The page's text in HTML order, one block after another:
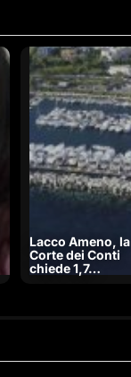
Lacco Ameno, la
Corte dei Conti
chiede 1,7…